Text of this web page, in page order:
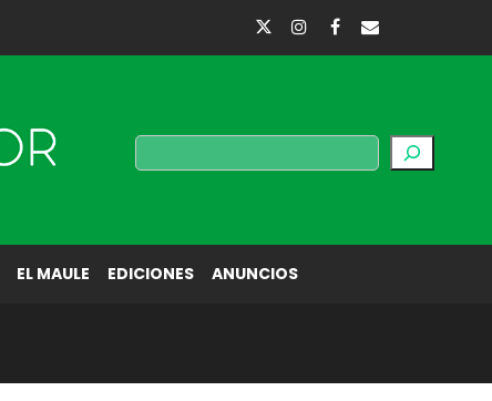
Buscar
EL MAULE EDICIONES ANUNCIOS